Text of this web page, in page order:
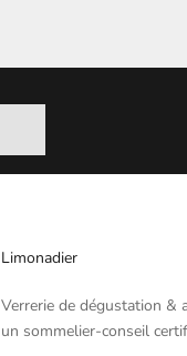
Limonadier
Verrerie de dégustation &
un sommelier-conseil